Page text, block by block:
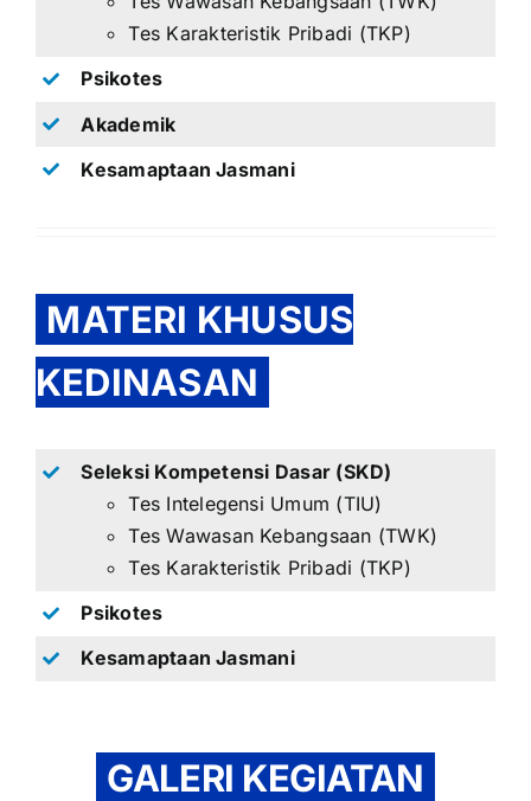
Tes Karakteristik Pribadi (TKP)
Psikotes
Akademik
Kesamaptaan Jasmani
MATERI KHUSUS
KEDINASAN
Seleksi Kompetensi Dasar (SKD)
Tes Intelegensi Umum (TIU)
Tes Wawasan Kebangsaan (TWK)
Tes Karakteristik Pribadi (TKP)
Psikotes
Kesamaptaan Jasmani
GALERI KEGIATAN